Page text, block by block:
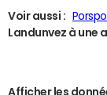
Voir aussi :
Landunvez à une
Afficher les